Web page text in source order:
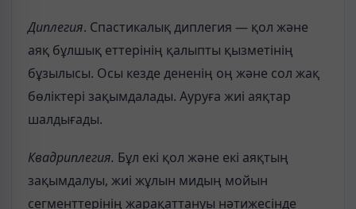
Диплегия. Спастикалық диплегия — қол және
аяқ бұлшық еттерінің қалыпты қызметінің
бұзылысы. Осы кезде дененің оң және сол жақ
бөліктері зақымдалады. Ауруға жиі аяқтар
шалдығады.
Квадриплегия. Бұл екі қол және екі аяқтың
зақымдалуы, жиі жұлын мидың мойын
сегменттерінің жарақаттануы нәтижесінде